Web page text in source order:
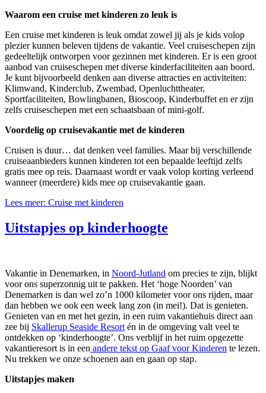
Waarom een cruise met kinderen zo leuk is
Een cruise met kinderen is leuk omdat zowel jij als je kids volop
plezier kunnen beleven tijdens de vakantie. Veel cruiseschepen zijn
gedeeltelijk ontworpen voor gezinnen met kinderen. Er is een groot
aanbod van cruiseschepen met diverse kinderfaciliteiten aan boord.
Je kunt bijvoorbeeld denken aan diverse attracties en activiteiten:
Klimwand, Kinderclub, Zwembad, Openluchttheater,
Sportfaciliteiten, Bowlingbanen, Bioscoop, Kinderbuffet en er zijn
zelfs cruiseschepen met een schaatsbaan of mini-golf.
Voordelig op cruisevakantie met de kinderen
Cruisen is duur… dat denken veel families. Maar bij verschillende
cruiseaanbieders kunnen kinderen tot een bepaalde leeftijd zelfs
gratis mee op reis. Daarnaast wordt er vaak volop korting verleend
wanneer (meerdere) kids mee op cruisevakantie gaan.
Lees meer: Cruise met kinderen
Uitstapjes op kinderhoogte
Vakantie in Denemarken, in Noord-Jutland om precies te zijn, blijkt
voor ons superzonnig uit te pakken. Het ‘hoge Noorden’ van
Denemarken is dan wel zo’n 1000 kilometer voor ons rijden, maar
dan hebben we ook een week lang zon (in mei!). Dat is genieten.
Genieten van en met het gezin, in een ruim vakantiehuis direct aan
zee bij Skallerup Seaside Resort én in de omgeving valt veel te
ontdekken op ‘kinderhoogte’. Ons verblijf in het ruim opgezette
vakantieresort is in een andere tekst op Gaaf voor Kinderen te lezen.
Nu trekken we onze schoenen aan en gaan op stap.
Uitstapjes maken